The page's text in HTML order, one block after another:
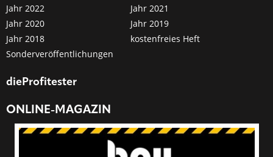
Jahr 2022
Jahr 2021
Jahr 2020
Jahr 2019
Jahr 2018
kostenfreies Heft
Sonderveröffentlichungen
dieProfitester
ONLINE-MAGAZIN